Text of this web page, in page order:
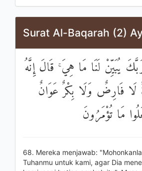
Surat Al-Baqarah (2)
يُبَيِّنْ لَنَا مَا هِيَ ۚ قَالَ إِنَّهُ
لَا فَارِضٌ وَلَا بِكْرٌ عَوَانٌ
مَا تُؤْمَرُونَ
68. Mereka menjawab:
Tuhanmu untuk kami, agar Dia